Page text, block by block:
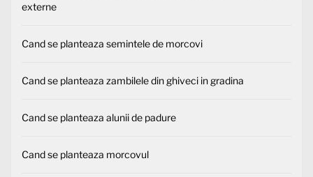
externe
Cand se planteaza semintele de morcovi
Cand se planteaza zambilele din ghiveci in gradina
Cand se planteaza alunii de padure
Cand se planteaza morcovul